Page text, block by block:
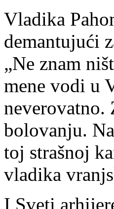
Vladika
demantujući
„Ne znam
mene vodi u
neverovatno.
bolovanju.
toj strašnoj
vladika
I Sveti